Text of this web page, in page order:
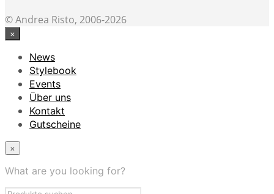
© Andrea Risto, 2006-2026
×
News
Stylebook
Events
Über uns
Kontakt
Gutscheine
×
What are you looking for?